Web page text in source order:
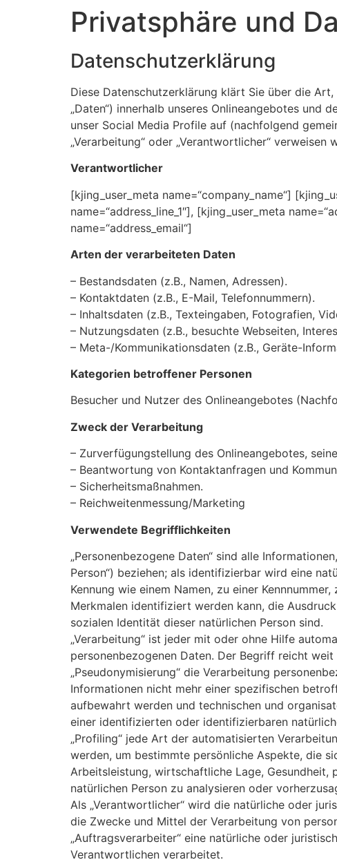
Privatsphäre und
Datenschutzerklärung
Diese Datenschutzerklärung klärt Sie über die
„Daten“) innerhalb unseres Onlineangebotes und
unser Social Media Profile auf (nachfolgend
„Verarbeitung“ oder „Verantwortlicher“
Verantwortlicher
[kjing_user_meta name=“company_name“]
name=“address_line_1″], [kjing_user_meta
name=“address_email“]
Arten der verarbeiteten Daten
– Bestandsdaten (z.B., Namen, Adressen).
– Kontaktdaten (z.B., E-Mail, Telefonnummern).
– Inhaltsdaten (z.B., Texteingaben, Fotografien,
– Nutzungsdaten (z.B., besuchte Webseiten,
– Meta-/Kommunikationsdaten (z.B., Geräte-
Kategorien betroffener Personen
Besucher und Nutzer des Onlineangebotes
Zweck der Verarbeitung
– Zurverfügungstellung des Onlineangebotes,
– Beantwortung von Kontaktanfragen und
– Sicherheitsmaßnahmen.
– Reichweitenmessung/Marketing
Verwendete Begrifflichkeiten
„Personenbezogene Daten“ sind alle
Person“) beziehen; als identifizierbar wird eine
Kennung wie einem Namen, zu einer
Merkmalen identifiziert werden kann, die
sozialen Identität dieser natürlichen Person sind.
„Verarbeitung“ ist jeder mit oder ohne Hilfe
personenbezogenen Daten. Der Begriff reicht
„Pseudonymisierung“ die Verarbeitung
Informationen nicht mehr einer spezifischen
aufbewahrt werden und technischen und
einer identifizierten oder identifizierbaren
„Profiling“ jede Art der automatisierten
werden, um bestimmte persönliche Aspekte, die
Arbeitsleistung, wirtschaftliche Lage, Gesundheit,
natürlichen Person zu analysieren oder
Als „Verantwortlicher“ wird die natürliche oder
die Zwecke und Mittel der Verarbeitung von
„Auftragsverarbeiter“ eine natürliche oder
Verantwortlichen verarbeitet.